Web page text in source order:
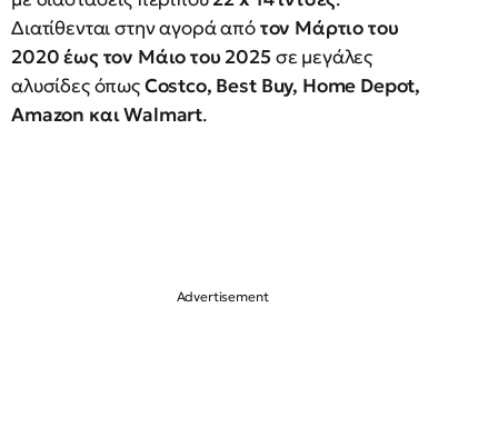
Διατίθενται στην αγορά απότον Μάρτιο του
2020 έως τον Μάιο του 2025 σε μεγάλες
αλυσίδες όπωςCostco, Best Buy, Home Depot,
Amazon και Walmart.